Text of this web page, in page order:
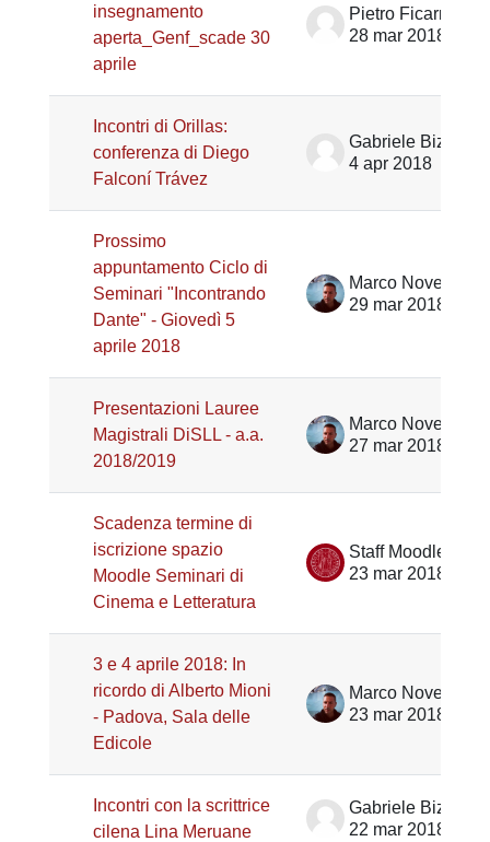
insegnamento
aperta_Genf_scade 30
aprile
Pietro Ficarra
28 mar 2018
Incontri di Orillas:
conferenza di Diego
Falconí Trávez
Gabriele Bizzarri
4 apr 2018
Prossimo
appuntamento Ciclo di
Seminari "Incontrando
Dante" - Giovedì 5
aprile 2018
Marco Noventa
29 mar 2018
Presentazioni Lauree
Magistrali DiSLL - a.a.
2018/2019
Marco Noventa
27 mar 2018
Scadenza termine di
iscrizione spazio
Moodle Seminari di
Cinema e Letteratura
23 mar 2018
3 e 4 aprile 2018: In
ricordo di Alberto Mioni
- Padova, Sala delle
Edicole
Marco Noventa
23 mar 2018
Incontri con la scrittrice
cilena Lina Meruane
Gabriele Bizzarri
22 mar 2018